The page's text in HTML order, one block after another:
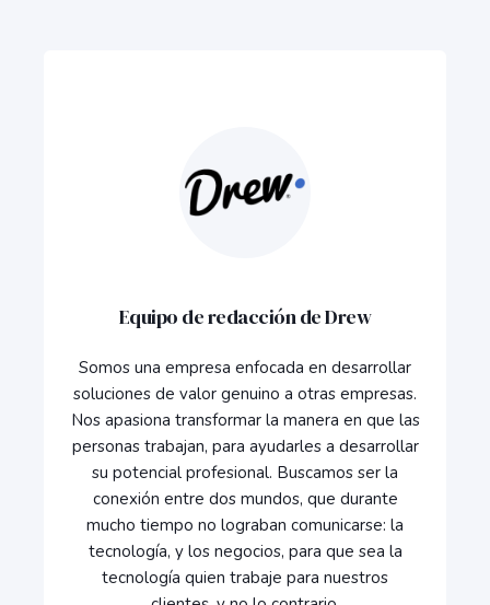
Equipo de redacción de Drew
Somos una empresa enfocada en desarrollar
soluciones de valor genuino a otras empresas.
Nos apasiona transformar la manera en que las
personas trabajan, para ayudarles a desarrollar
su potencial profesional. Buscamos ser la
conexión entre dos mundos, que durante
mucho tiempo no lograban comunicarse: la
tecnología, y los negocios, para que sea la
tecnología quien trabaje para nuestros